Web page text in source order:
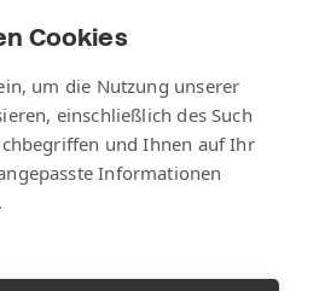
Cookies
um die Nutzung unserer
einschließlich des Such
und Ihnen auf Ihr
Informationen